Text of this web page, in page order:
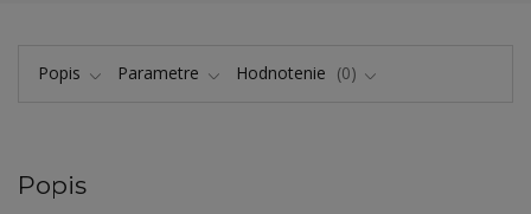
Popis Parametre Hodnotenie 0
Popis